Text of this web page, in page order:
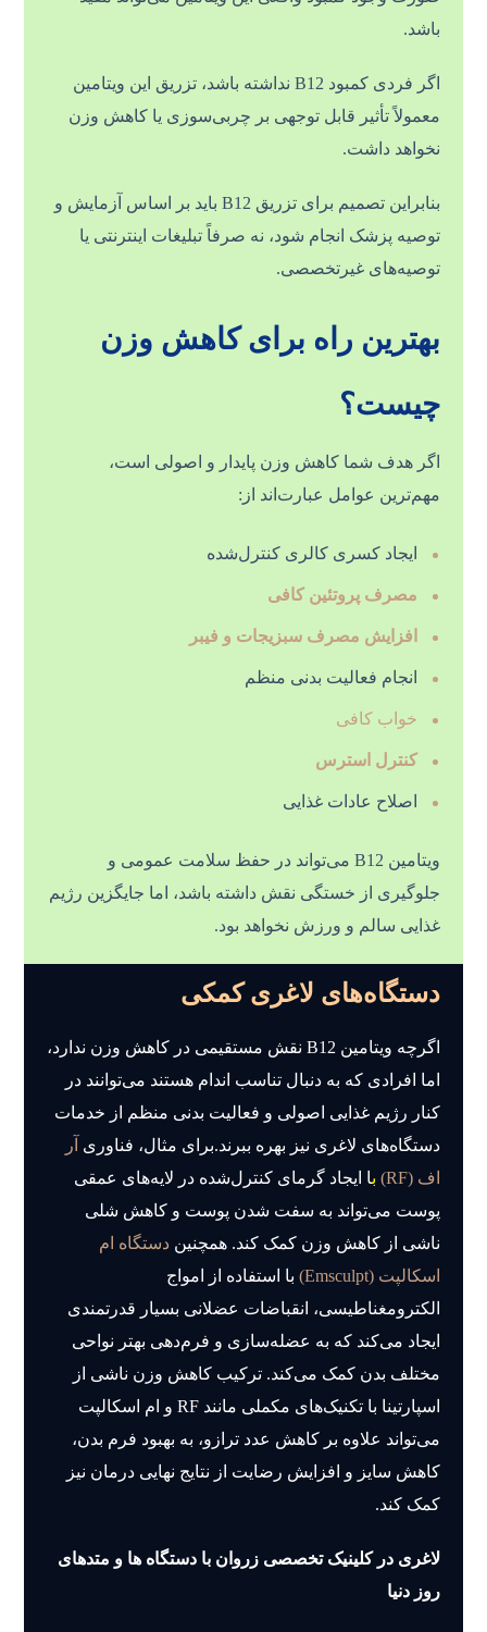
باشد.
اگر فردی کمبود B12 نداشته باشد، تزریق این ویتامین
معمولاً تأثیر قابل توجهی بر چربی‌سوزی یا کاهش وزن
نخواهد داشت.
بنابراین تصمیم برای تزریق B12 باید بر اساس آزمایش و
توصیه پزشک انجام شود، نه صرفاً تبلیغات اینترنتی یا
توصیه‌های غیرتخصصی.
بهترین راه برای کاهش وزن
چیست؟
اگر هدف شما کاهش وزن پایدار و اصولی است،
مهم‌ترین عوامل عبارت‌اند از:
ایجاد کسری کالری کنترل‌شده
مصرف پروتئین کافی
افزایش مصرف سبزیجات و فیبر
انجام فعالیت بدنی منظم
خواب کافی
کنترل استرس
اصلاح عادات غذایی
ویتامین B12 می‌تواند در حفظ سلامت عمومی و
جلوگیری از خستگی نقش داشته باشد، اما جایگزین رژیم
غذایی سالم و ورزش نخواهد بود.
دستگاه‌های لاغری کمکی
اگرچه ویتامین B12 نقش مستقیمی در کاهش وزن ندارد،
اما افرادی که به دنبال تناسب اندام هستند می‌توانند در
کنار رژیم غذایی اصولی و فعالیت بدنی منظم از خدمات
دستگاه‌های لاغری نیز بهره ببرند.برای مثال، فناوری آر
اف (RF)
با ایجاد گرمای کنترل‌شده در لایه‌های عمقی
پوست می‌تواند به سفت شدن پوست و کاهش شلی
ناشی از کاهش وزن کمک کند. همچنین دستگاه ام
اسکالپت (Emsculpt)
با استفاده از امواج
الکترومغناطیسی، انقباضات عضلانی بسیار قدرتمندی
ایجاد می‌کند که به عضله‌سازی و فرم‌دهی بهتر نواحی
مختلف بدن کمک می‌کند. ترکیب کاهش وزن ناشی از
اسپارتینا با تکنیک‌های مکملی مانند RF و ام اسکالپت
می‌تواند علاوه بر کاهش عدد ترازو، به بهبود فرم بدن،
کاهش سایز و افزایش رضایت از نتایج نهایی درمان نیز
کمک کند.
لاغری در کلینیک تخصصی زروان با دستگاه ها و متدهای
روز دنیا